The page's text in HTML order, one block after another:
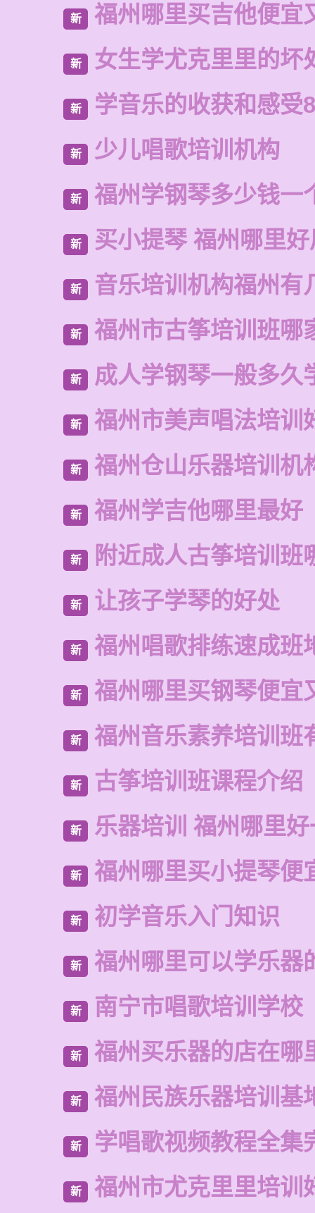
新 福州哪里买吉他便宜
新 女生学尤克里里的坏
新 学音乐的收获和感受
新 少儿唱歌培训机构
新 福州学钢琴多少钱一
新 买小提琴 福州哪里
新 音乐培训机构福州有
新 福州市古筝培训班哪
新 成人学钢琴一般多久
新 福州市美声唱法培训
新 福州仓山乐器培训机
新 福州学吉他哪里最好
新 附近成人古筝培训班
新 让孩子学琴的好处
新 福州唱歌排练速成班
新 福州哪里买钢琴便宜
新 福州音乐素养培训班
新 古筝培训班课程介绍
新 乐器培训 福州哪里
新 福州哪里买小提琴便
新 初学音乐入门知识
新 福州哪里可以学乐器
新 南宁市唱歌培训学校
新 福州买乐器的店在哪
新 福州民族乐器培训基
新 学唱歌视频教程全集
新 福州市尤克里里培训